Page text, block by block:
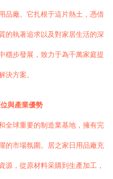
廠。它扎根于這片熱土，憑借
的執著追求以及對家居生活的深
穩步發展，致力于為千萬家庭提
決方案。
與產業優勢
全球重要的制造業基地，擁有完
的市場氛圍。居之家日用品廠充
源，從原材料采購到生產加工，